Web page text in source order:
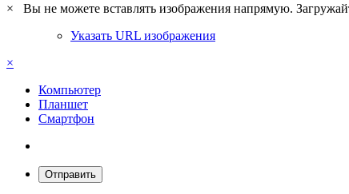
×
Вы не можете вставлять изображения напрямую.
Указать URL изображения
×
Компьютер
Планшет
Смартфон
Отправить